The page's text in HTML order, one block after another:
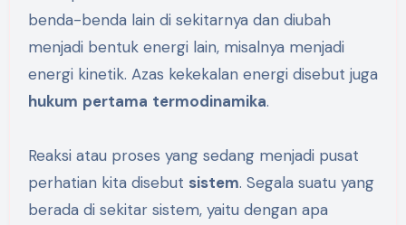
benda-benda lain di sekitarnya dan diubah
menjadi bentuk energi lain, misalnya menjadi
energi kinetik. Azas kekekalan energi disebut juga
hukum pertama termodinamika.
Reaksi atau proses yang sedang menjadi pusat
perhatian kita disebut sistem. Segala suatu yang
berada di sekitar sistem, yaitu dengan apa